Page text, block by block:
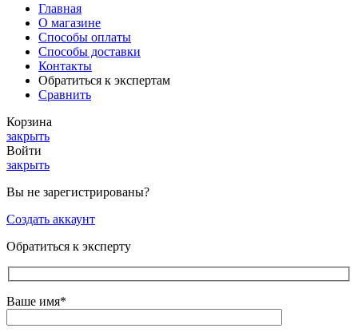
Главная
О магазине
Способы оплаты
Способы доставки
Контакты
Обратиться к экспертам
Сравнить
Корзина
закрыть
Войти
закрыть
Вы не зарегистрированы?
Создать аккаунт
Обратиться к эксперту
Ваше имя*